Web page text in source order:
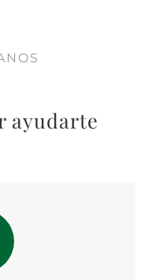
ayudarte